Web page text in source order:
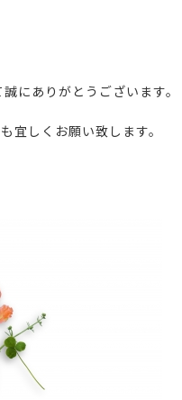
にありがとうございます。
宜しくお願い致します。